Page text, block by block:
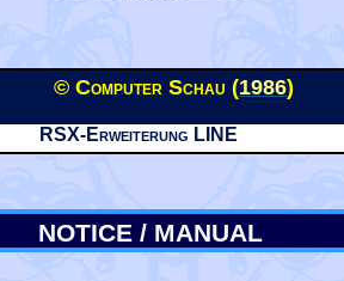
© Computer Schau (1986)
RSX-Erweiterung LINE
NOTICE / MANUAL